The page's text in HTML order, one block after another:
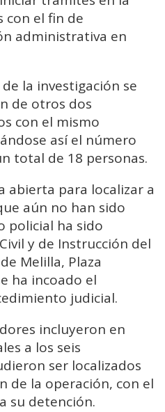
con el fin de
administrativa en
la investigación se
de otros dos
con el mismo
así el número
total de 18 personas.
abierta para localizar a
aún no han sido
policial ha sido
y de Instrucción del
Melilla, Plaza
ha incoado el
judicial.
incluyeron en
a los seis
ser localizados
de la operación, con el
su detención.